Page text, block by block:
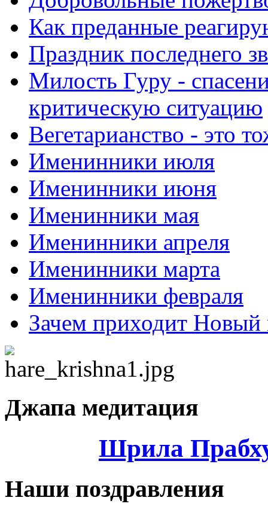
Как преданные
Праздник последнего
Милость Гуру -
критическую ситуацию
Вегетарианство - это
Именинники июля
Именинники июня
Именинники мая
Именинники апреля
Именинники марта
Именинники февраля
Зачем приходит Новый
Джапа медитация
Шрила
Наши поздравления